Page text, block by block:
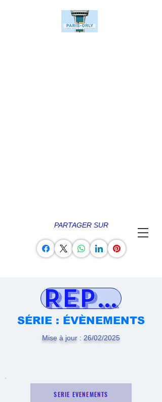
PARTAGER SUR
SÉRIE : ÉVÈNEMENTS
Mise à jour : 26/02/2025
SERIE EVENEMENTS